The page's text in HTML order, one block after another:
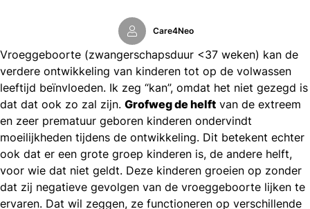
Care4Neo
Vroeggeboorte (zwangerschapsduur <37 weken) kan de
verdere ontwikkeling van kinderen tot op de volwassen
leeftijd beïnvloeden. Ik zeg “kan”, omdat het niet gezegd is
dat dat ook zo zal zijn. Grofweg de helft van de extreem
en zeer prematuur geboren kinderen ondervindt
moeilijkheden tijdens de ontwikkeling. Dit betekent echter
ook dat er een grote groep kinderen is, de andere helft,
voor wie dat niet geldt. Deze kinderen groeien op zonder
dat zij negatieve gevolgen van de vroeggeboorte lijken te
ervaren. Dat wil zeggen, ze functioneren op verschillende